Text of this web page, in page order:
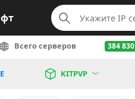
Всего серверов 384 830
KITPVP